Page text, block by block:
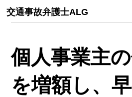
交通事故弁護士ALG
個人事業主
を増額し、